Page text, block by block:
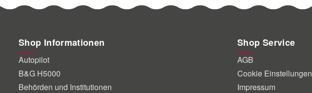
Shop Informationen
Autopilot
B&G H5000
Behörden und Institutionen
Shop Service
AGB
Cookie Einstellungen
Impressum